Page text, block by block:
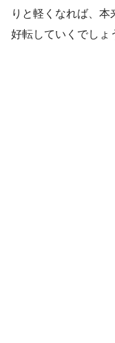
りと軽くなれば、
好転していくでしょ